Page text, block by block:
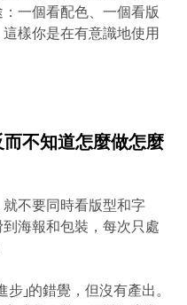
一個看配色、一個看版
樣你是在有意識地使用
不知道怎麼做怎麼
不要同時看版型和字
海報和包裝，每次只處
」的錯覺，但沒有產出。